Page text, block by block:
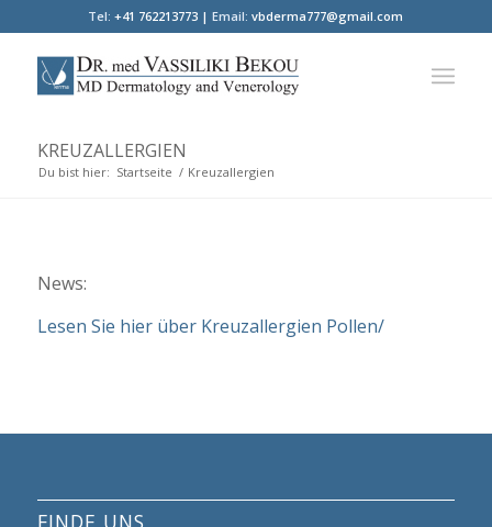
Tel: +41 762213773 |Email: vbderma777@gmail.com
KREUZALLERGIEN
Du bist hier: Startseite / Kreuzallergien
News:
Lesen Sie hier über Kreuzallergien Pollen/
FINDE UNS